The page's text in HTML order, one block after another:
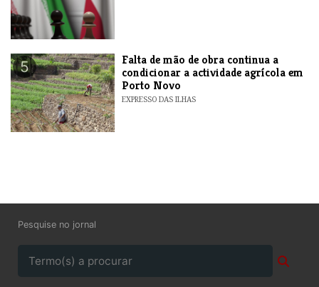
5
Falta de mão de obra continua a
condicionar a actividade agrícola em
Porto Novo
EXPRESSO DAS ILHAS
Pesquise no jornal